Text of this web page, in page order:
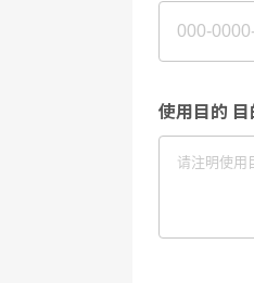
使用目的 目